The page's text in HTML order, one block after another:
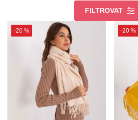
FILTROVAT
-20 % -20 %